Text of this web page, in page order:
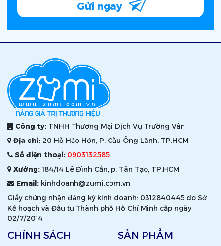
Gửi ngay
Công ty: TNHH Thương Mại Dịch Vụ Trường Vân
Địa chỉ: 20 Hồ Hảo Hớn, P. Cầu Ông Lãnh, TP.HCM
Số điện thoại: 0903132585
Xưởng:184/14 Lê Đình Cẩn, p. Tân Tạo, TP.HCM
Email: kinhdoanh@zumi.com.vn
Giấy chứng nhận đăng ký kinh doanh: 0312840445 do Sở
Kế hoạch và Đầu tư Thành phố Hồ Chí Minh cấp ngày
02/7/2014
CHÍNH SÁCH SẢN PHẨM